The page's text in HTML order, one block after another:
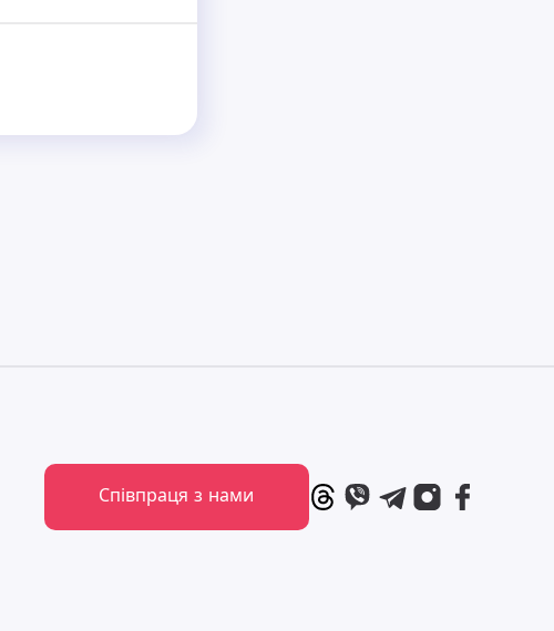
Співпраця з нами